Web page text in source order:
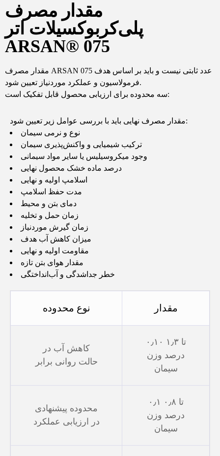
مقدار مصرف
پلی‌کربوکسیلات اتر
ARSAN® 075
مقدار مصرف ARSAN 075 عدد ثابتی نیست و باید بر اساس هدف
فرمولاسیون و عملکرد موردنیاز تعیین شود.
سه محدوده برای ارزیابی محصول قابل تفکیک است:
مقدار مصرف نهایی باید با بررسی عوامل زیر تعیین شود:
نوع و نرمی سیمان
ترکیب شیمیایی و واکنش‌پذیری سیمان
وجود میکروسیلیس یا سایر مواد سیمانی
درصد ماده خشک محصول نهایی
اسلامپ اولیه و نهایی
مدت حفظ اسلامپ
دمای بتن و محیط
زمان حمل و تخلیه
زمان گیرش موردنیاز
میزان کاهش آب هدف
مقاومت اولیه و نهایی
مقدار هوای بتن تازه
خطر جداشدگی و آب‌انداختگی
نوع محدوده مقدار
کاهش آب در
حالت روانی برابر
۰٫۱۰ تا ۱٫۳
درصد وزن
سیمان
محدوده پیشنهادی
در ارزیابی عملکرد
۰٫۱ تا ۰٫۸
درصد وزن
سیمان